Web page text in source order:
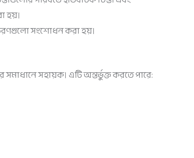
হয়।
সংশোধন করা হয়।
সহায়ক। এটি অন্তর্ভুক্ত করতে পারে: